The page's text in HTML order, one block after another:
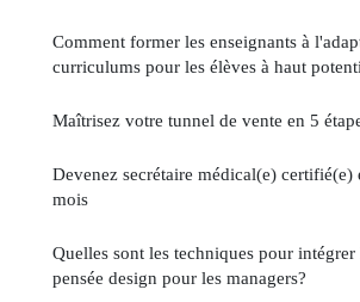
Comment former les enseignants à
curriculums pour les élèves à haut
Maîtrisez votre tunnel de vente en 5
Devenez secrétaire médical(e) certifié(e)
mois
Quelles sont les techniques pour
pensée design pour les managers?